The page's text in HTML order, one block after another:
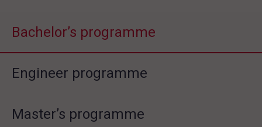
Bachelor’s programme
Engineer programme
Master’s programme